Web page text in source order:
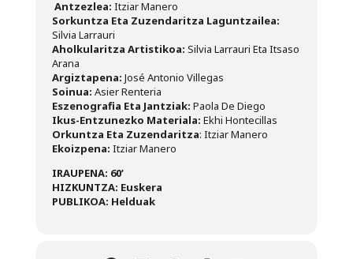
Antzezlea: Itziar Manero
Sorkuntza Eta Zuzendaritza Laguntzailea:
Silvia Larrauri
Aholkularitza Artistikoa: Silvia Larrauri Eta Itsaso
Arana
Argiztapena: José Antonio Villegas
Soinua: Asier Renteria
Eszenografia Eta Jantziak: Paola De Diego
Ikus-Entzunezko Materiala: Ekhi Hontecillas
Orkuntza Eta Zuzendaritza: Itziar Manero
Ekoizpena: Itziar Manero
IRAUPENA: 60’
HIZKUNTZA: Euskera
PUBLIKOA: Helduak